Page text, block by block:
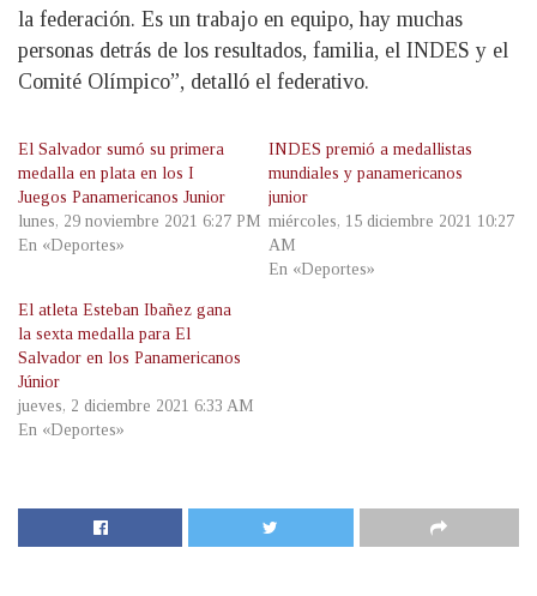
la federación. Es un trabajo en equipo, hay muchas
personas detrás de los resultados, familia, el INDES y el
Comité Olímpico”, detalló el federativo.
El Salvador sumó su primera
medalla en plata en los I
Juegos Panamericanos Junior
lunes, 29 noviembre 2021 6:27 PM
En «Deportes»
INDES premió a medallistas
mundiales y panamericanos
junior
miércoles, 15 diciembre 2021 10:27
AM
En «Deportes»
El atleta Esteban Ibañez gana
la sexta medalla para El
Salvador en los Panamericanos
Júnior
jueves, 2 diciembre 2021 6:33 AM
En «Deportes»